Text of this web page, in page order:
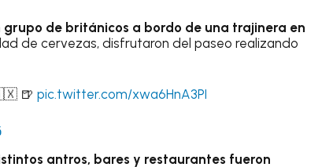
grupo de británicos a bordo de una trajinera en
de cervezas, disfrutaron del paseo realizando
🍺 pic.twitter.com/xwa6HnA3PI
antros, bares y restaurantes fueron